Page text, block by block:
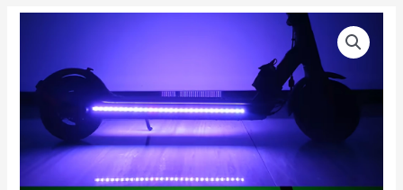
LED
RGB
para
Patinete
Eléctrico